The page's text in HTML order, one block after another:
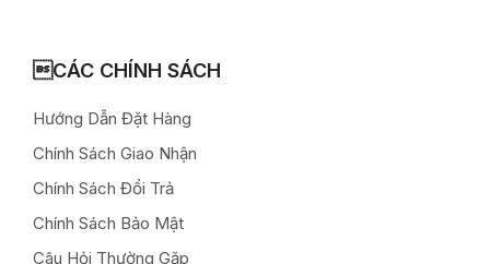
CÁC CHÍNH SÁCH
Hướng Dẫn Đặt Hàng
Chính Sách Giao Nhận
Chính Sách Đổi Trả
Chính Sách Bảo Mật
Câu Hỏi Thường Gặp